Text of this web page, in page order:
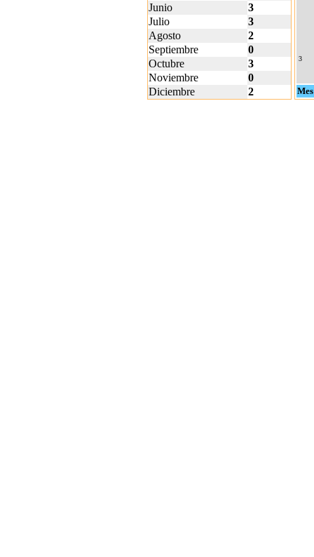
Junio
3
Julio
3
Agosto
2
Septiembre
0
Octubre
3
Noviembre
0
Diciembre
2
3
Mes